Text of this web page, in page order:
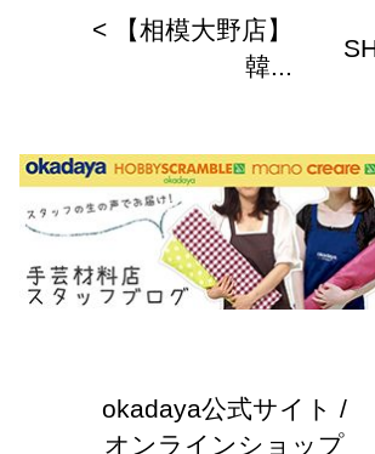
< 【相模大野店】
韓...
okadaya公式サイト /
オンラインショップ